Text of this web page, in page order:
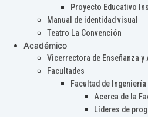
Proyecto Educativo
Manual de identidad visual
Teatro La Convención
Académico
Vicerrectora de Enseñanza y
Facultades
Facultad de Ingeniería
Acerca de la
Líderes de